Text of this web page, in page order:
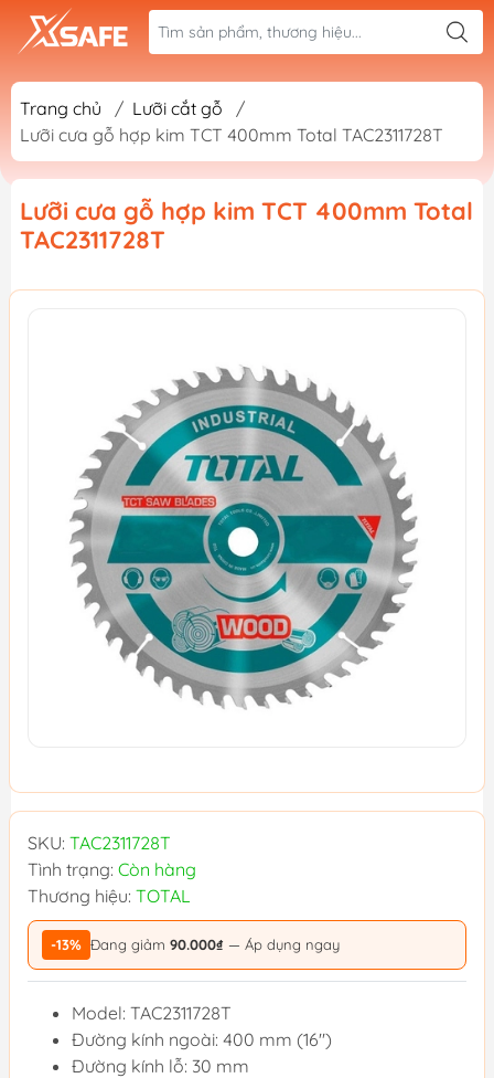
Trang chủ / Lưỡi cắt gỗ
/
Lưỡi cưa gỗ hợp kim TCT 400mm Total TAC2311728T
Lưỡi cưa gỗ hợp kim TCT 400mm Total
TAC2311728T
SKU: TAC2311728T
Tình trạng: Còn hàng
Thương hiệu: TOTAL
-13% Đang giảm 90.000₫ — Áp dụng ngay
Model: TAC2311728T
Đường kính ngoài: 400 mm (16")
Đường kính lỗ: 30 mm